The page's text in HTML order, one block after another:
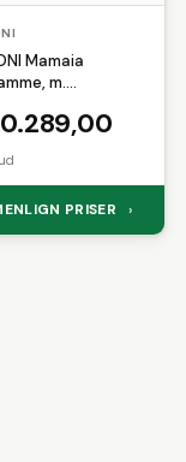
Mamaia
m.
struktur stof
PRISER ›